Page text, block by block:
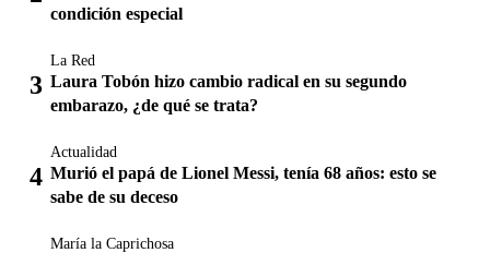
condición especial
La Red
Laura Tobón hizo cambio radical en su segundo
embarazo, ¿de qué se trata?
Actualidad
Murió el papá de Lionel Messi, tenía 68 años: esto se
sabe de su deceso
María la Caprichosa